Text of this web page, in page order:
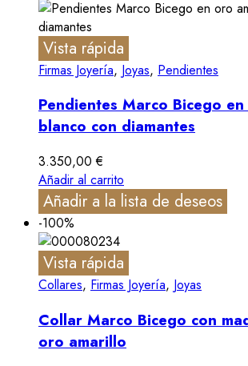
Vista rápida
Firmas Joyería, Joyas, Pendientes
Pendientes Marco Bicego
blanco con diamantes
3.350,00€
Añadir al carrito
Añadir a la lista de deseos
-100%
Vista rápida
Collares, Firmas Joyería, Joyas
Collar Marco Bicego con
oro amarillo